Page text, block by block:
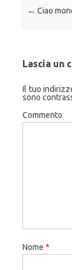
← Ciao
Lascia un
Il tuo
sono
Commento
Nome *